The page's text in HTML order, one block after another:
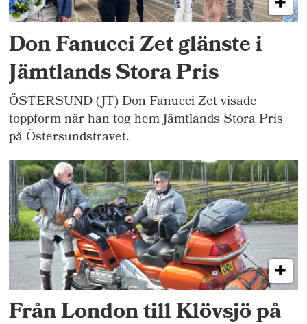
Don Fanucci Zet glänste i
Jämtlands Stora Pris
ÖSTERSUND (JT) Don Fanucci Zet visade
toppform när han tog hem Jämtlands Stora Pris
på Östersundstravet.
Från London till Klövsjö på